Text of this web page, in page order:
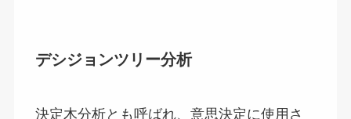
デシジョンツリー分析
決定木分析とも呼ばれ、意思決定に使用さ